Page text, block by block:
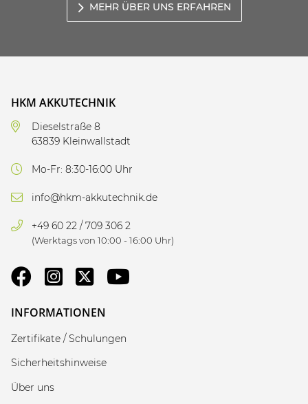
MEHR ÜBER UNS ERFAHREN
HKM AKKUTECHNIK
Dieselstraße 8
63839 Kleinwallstadt
Mo-Fr: 8:30-16:00 Uhr
info@hkm-akkutechnik.de
+49 60 22 / 709 306 2
(Werktags von 10:00 - 16:00 Uhr)
INFORMATIONEN
Zertifikate / Schulungen
Sicherheitshinweise
Über uns